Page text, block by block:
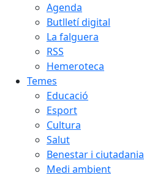
Agenda
Butlletí digital
La falguera
RSS
Hemeroteca
Temes
Educació
Esport
Cultura
Salut
Benestar i ciutadania
Medi ambient